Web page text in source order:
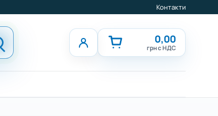
Контакти
0,00
грн с НДС